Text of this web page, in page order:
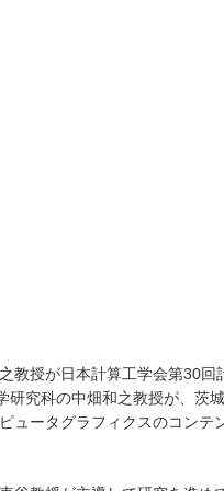
教授が日本計算工学会第30
研究科の中畑和之教授が、茨
ュータグラフィクスのコン